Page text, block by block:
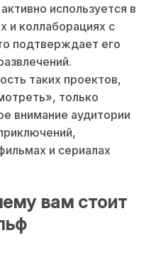
используется в
и коллаборациях с
подтверждает его
таких проектов,
только
внимание аудитории
и сериалах
вам стоит